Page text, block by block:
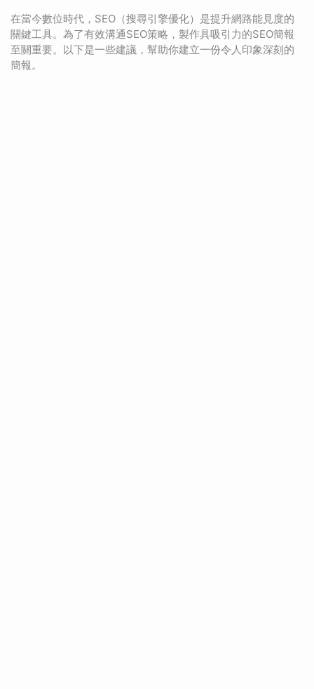
在當今數位時代，SEO（搜尋引擎優化）是提升網路能見度的
關鍵工具。為了有效溝通SEO策略，製作具吸引力的SEO簡報
至關重要。以下是一些建議，幫助你建立一份令人印象深刻的
簡報。